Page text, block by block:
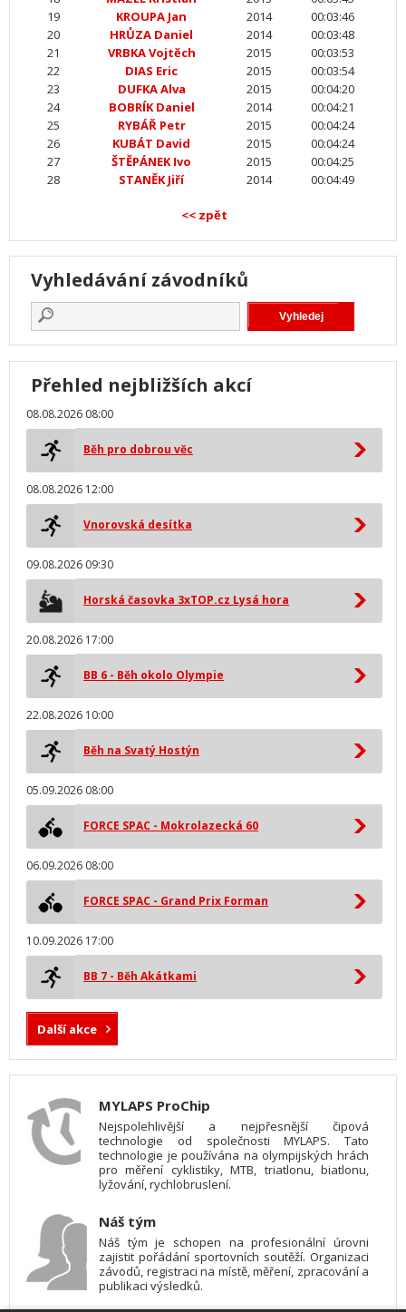
19
KROUPA Jan 2014
00:03:46
20
HRŮZA Daniel 2014
00:03:48
21
VRBKA Vojtěch 2015
00:03:53
22
DIAS Eric 2015
00:03:54
23
DUFKA Alva 2015
00:04:20
24
BOBRÍK Daniel 2014
00:04:21
25
RYBÁŘ Petr 2015
00:04:24
26
KUBÁT David 2015
00:04:24
27
ŠTĚPÁNEK Ivo 2015
00:04:25
28
STANĚK Jiří 2014 00:04:49
<< zpět
Vyhledávání závodníků
Přehled nejbližších akcí
08.08.2026 08:00
Běh pro dobrou věc
08.08.2026 12:00
Vnorovská desítka
09.08.2026 09:30
Horská časovka 3xTOP.cz Lysá hora
20.08.2026 17:00
BB 6 - Běh okolo Olympie
22.08.2026 10:00
Běh na Svatý Hostýn
05.09.2026 08:00
FORCE SPAC - Mokrolazecká 60
06.09.2026 08:00
FORCE SPAC - Grand Prix Forman
10.09.2026 17:00
BB 7 - Běh Akátkami
Další akce
MYLAPS ProChip
Nejspolehlivější a nejpřesnější čipová
technologie od společnosti MYLAPS. Tato
technologie je používána na olympijských hrách
pro měření cyklistiky, MTB, triatlonu, biatlonu,
lyžování, rychlobruslení.
Náš tým
Náš tým je schopen na profesionální úrovni
zajistit pořádání sportovních soutěží. Organizaci
závodů, registraci na místě, měření, zpracování a
publikaci výsledků.